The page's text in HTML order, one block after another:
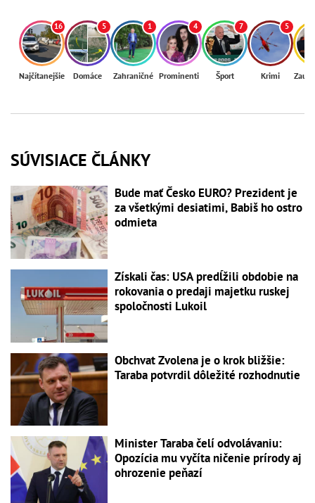
16
Najčítanejšie
5
Domáce
1
Zahraničné
4
Prominenti
7
Šport
5
Krimi
SÚVISIACE ČLÁNKY
Bude mať Česko EURO? Prezident je
za všetkými desiatimi, Babiš ho ostro
odmieta
Získali čas: USA predĺžili obdobie na
rokovania o predaji majetku ruskej
spoločnosti Lukoil
Obchvat Zvolena je o krok bližšie:
Taraba potvrdil dôležité rozhodnutie
Minister Taraba čelí odvolávaniu:
Opozícia mu vyčíta ničenie prírody aj
ohrozenie peňazí